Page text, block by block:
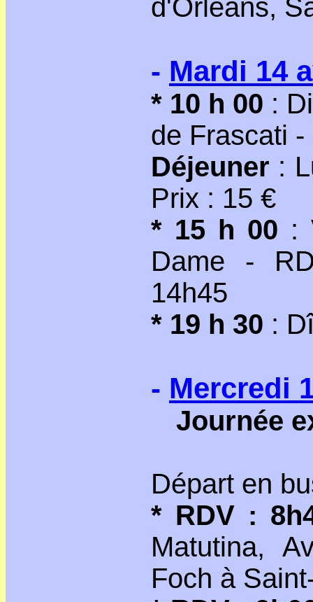
d'Orléans,
- Mardi 14
* 10 h 00 :
de Frascati
Déjeuner :
Prix : 15 €
* 15 h 00 :
Dame -
14h45
* 19 h 30 :
- Mercredi
Journée
Départ en
* RDV :
Matutina,
Foch à